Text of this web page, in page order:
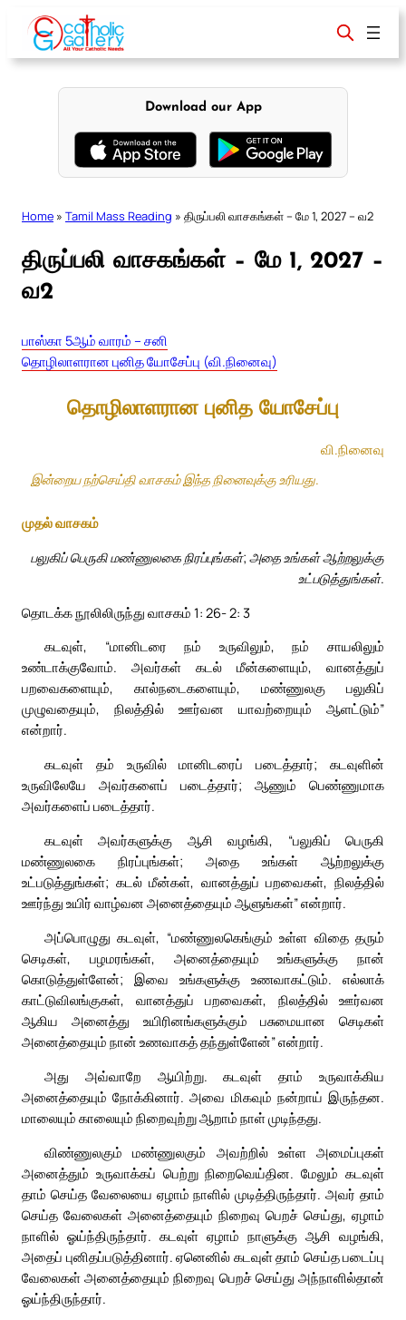
content
Download our App
Home » Tamil Mass Reading » திருப்பலி வாசகங்கள் – மே 1, 2027 – வ2
திருப்பலி வாசகங்கள் – மே 1, 2027 –
வ2
பாஸ்கா 5ஆம் வாரம் – சனி
தொழிலாளரான புனித யோசேப்பு (வி.நினைவு)
தொழிலாளரான புனித யோசேப்பு
வி.நினைவு
இன்றைய நற்செய்தி வாசகம் இந்த நினைவுக்கு உரியது.
முதல் வாசகம்
பலுகிப் பெருகி மண்ணுலகை நிரப்புங்கள்; அதை உங்கள் ஆற்றலுக்கு
உட்படுத்துங்கள்.
தொடக்க நூலிலிருந்து வாசகம் 1: 26- 2: 3
கடவுள், “மானிடரை நம் உருவிலும், நம் சாயலிலும்
உண்டாக்குவோம். அவர்கள் கடல் மீன்களையும், வானத்துப்
பறவைகளையும், கால்நடைகளையும், மண்ணுலகு பலுகிப்
முழுவதையும், நிலத்தில் ஊர்வன யாவற்றையும் ஆளட்டும்”
என்றார்.
கடவுள் தம் உருவில் மானிடரைப் படைத்தார்; கடவுளின்
உருவிலேயே அவர்களைப் படைத்தார்; ஆணும் பெண்ணுமாக
அவர்களைப் படைத்தார்.
கடவுள் அவர்களுக்கு ஆசி வழங்கி, “பலுகிப் பெருகி
மண்ணுலகை நிரப்புங்கள்; அதை உங்கள் ஆற்றலுக்கு
உட்படுத்துங்கள்; கடல் மீன்கள், வானத்துப் பறவைகள், நிலத்தில்
ஊர்ந்து உயிர் வாழ்வன அனைத்தையும் ஆளுங்கள்” என்றார்.
அப்பொழுது கடவுள், “மண்ணுலகெங்கும் உள்ள விதை தரும்
செடிகள், பழமரங்கள், அனைத்தையும் உங்களுக்கு நான்
கொடுத்துள்ளேன்; இவை உங்களுக்கு உணவாகட்டும். எல்லாக்
காட்டுவிலங்குகள், வானத்துப் பறவைகள், நிலத்தில் ஊர்வன
ஆகிய அனைத்து உயிரினங்களுக்கும் பசுமையான செடிகள்
அனைத்தையும் நான் உணவாகத் தந்துள்ளேன்” என்றார்.
அது அவ்வாறே ஆயிற்று. கடவுள் தாம் உருவாக்கிய
அனைத்தையும் நோக்கினார். அவை மிகவும் நன்றாய் இருந்தன.
மாலையும் காலையும் நிறைவுற்று ஆறாம் நாள் முடிந்தது.
விண்ணுலகும் மண்ணுலகும் அவற்றில் உள்ள அமைப்புகள்
அனைத்தும் உருவாக்கப் பெற்று நிறைவெய்தின. மேலும் கடவுள்
தாம் செய்த வேலையை ஏழாம் நாளில் முடித்திருந்தார். அவர் தாம்
செய்த வேலைகள் அனைத்தையும் நிறைவு பெறச் செய்து, ஏழாம்
நாளில் ஓய்ந்திருந்தார். கடவுள் ஏழாம் நாளுக்கு ஆசி வழங்கி,
அதைப் புனிதப்படுத்தினார். ஏனெனில் கடவுள் தாம் செய்த படைப்பு
வேலைகள் அனைத்தையும் நிறைவு பெறச் செய்து அந்நாளில்தான்
ஓய்ந்திருந்தார்.